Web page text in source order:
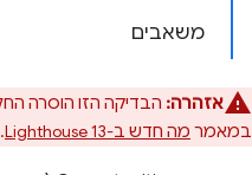
משאבים
אזהרה:
במאמר מה חדש ב-Lighthouse 13 .